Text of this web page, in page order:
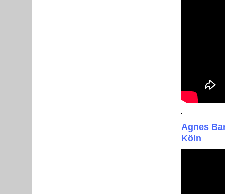
Agnes
Köln